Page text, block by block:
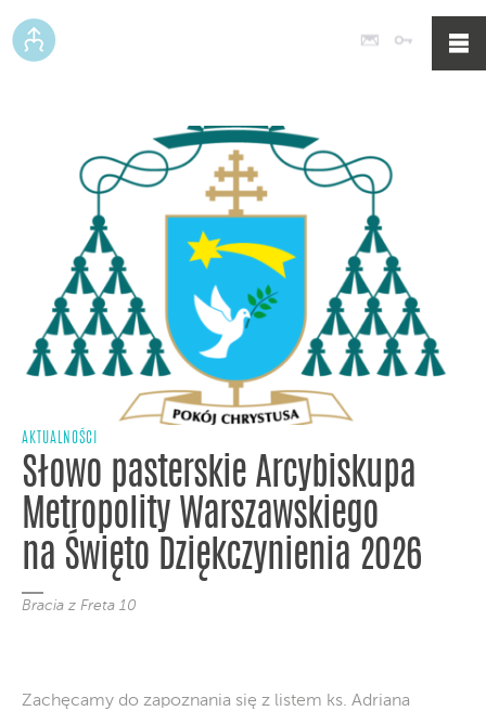
Poczta
AKTUALNOŚCI
Słowo pasterskie Arcybiskupa
Metropolity Warszawskiego
na Święto Dziękczynienia 2026
Bracia z Freta 10
Zachęcamy do zapoznania się z listem ks. Adriana